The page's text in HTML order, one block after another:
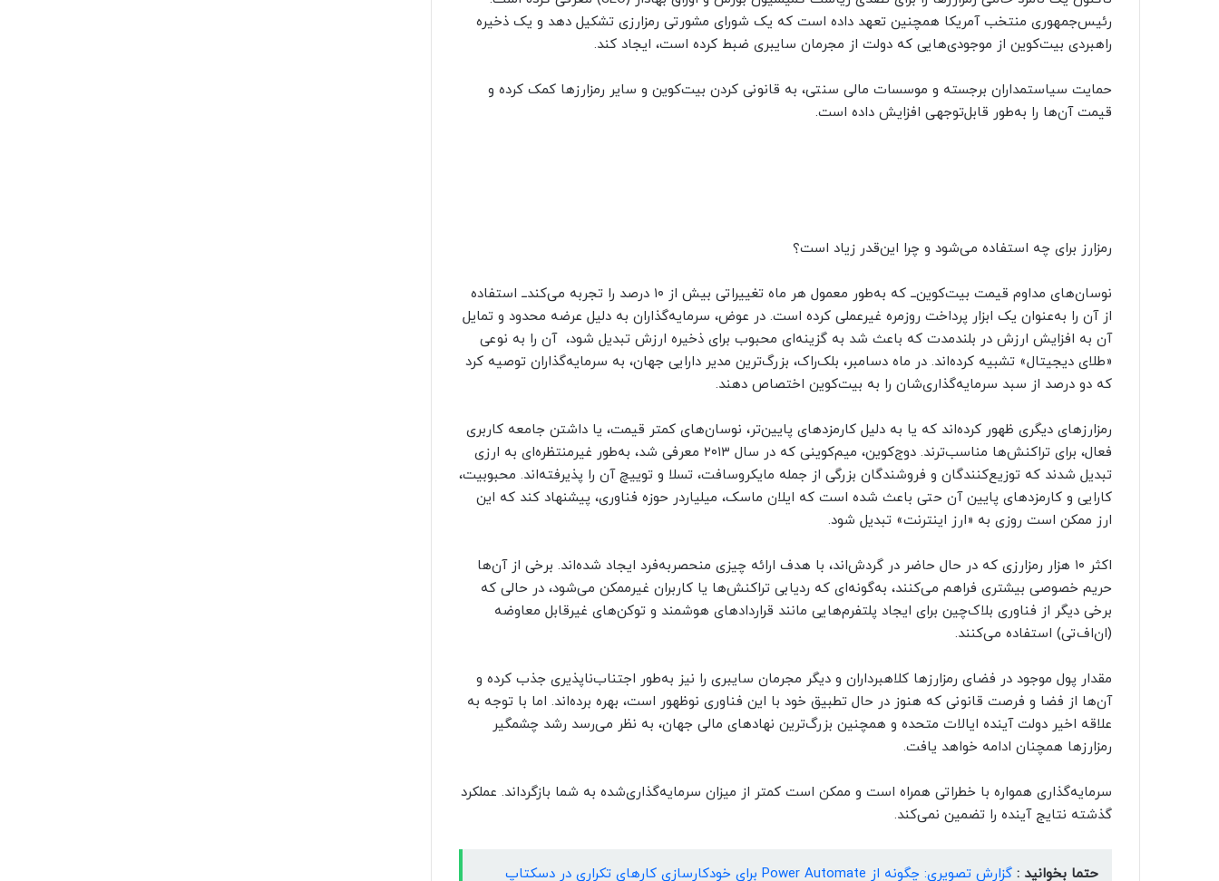
رئیس‌جمهوری منتخب آمریکا همچنین تعهد داده است که یک شورای مشورتی رمزارزی تشکیل دهد و یک ذخیره
راهبردی بیت‌کوین از موجودی‌هایی که دولت از مجرمان سایبری ضبط کرده است، ایجاد کند.
حمایت سیاستمداران برجسته و موسسات مالی سنتی، به قانونی کردن بیت‌کوین و سایر رمزارزها کمک کرده و
قیمت آن‌ها را به‌طور قابل‌توجهی افزایش داده است.
رمزارز برای چه استفاده می‌شود و چرا این‌قدر زیاد است؟
نوسان‌های مداوم قیمت بیت‌کوین‌ــ که به‌طور معمول هر ماه تغییراتی بیش از ۱۰ درصد را تجربه می‌کند‌ــ استفاده
از آن را به‌عنوان یک ابزار پرداخت روزمره غیرعملی کرده است. در عوض، سرمایه‌گذاران به دلیل عرضه محدود و تمایل
آن به افزایش ارزش در بلندمدت که باعث شد به گزینه‌ای محبوب برای ذخیره ارزش تبدیل شود، آن را به نوعی
«طلای دیجیتال» تشبیه کرده‌اند. در ماه دسامبر، بلک‌راک، بزرگ‌ترین مدیر دارایی جهان، به سرمایه‌گذاران توصیه کرد
که دو درصد از سبد سرمایه‌گذاری‌شان را به بیت‌کوین اختصاص دهند.
رمزارزهای دیگری ظهور کرده‌اند که یا به دلیل کارمزدهای پایین‌تر، نوسان‌های کمتر قیمت، یا داشتن جامعه کاربری
فعال، برای تراکنش‌ها مناسب‌ترند. دوج‌کوین، میم‌کوینی که در سال ۲۰۱۳ معرفی شد، به‌طور غیرمنتظره‌ای به ارزی
تبدیل شدند که توزیع‌کنندگان و فروشندگان بزرگی از جمله مایکروسافت، تسلا و توییچ آن را پذیرفته‌اند. محبوبیت،
کارایی و کارمزدهای پایین آن حتی باعث شده است که ایلان ماسک، میلیاردر حوزه فناوری، پیشنهاد کند که این
ارز ممکن است روزی به «ارز اینترنت» تبدیل شود.
اکثر ۱۰ هزار رمزارزی که در حال حاضر در گردش‌اند، با هدف ارائه چیزی منحصربه‌فرد ایجاد شده‌اند. برخی از آن‌ها
حریم خصوصی بیشتری فراهم می‌کنند، به‌گونه‌ای که ردیابی تراکنش‌ها یا کاربران غیرممکن می‌شود، در حالی که
برخی دیگر از فناوری بلاک‌چین برای ایجاد پلتفرم‌هایی مانند قراردادهای هوشمند و توکن‌های غیرقابل معاوضه
(ان‌اف‌تی) استفاده می‌کنند.
مقدار پول موجود در فضای رمزارزها کلاهبرداران و دیگر مجرمان سایبری را نیز به‌طور اجتناب‌ناپذیری جذب کرده و
آن‌ها از فضا و فرصت قانونی که هنوز در حال تطبیق خود با این فناوری نوظهور است، بهره برده‌اند. اما با توجه به
علاقه اخیر دولت آینده ایالات متحده و همچنین بزرگ‌ترین نهادهای مالی جهان، به نظر می‌رسد رشد چشمگیر
رمزارزها همچنان ادامه خواهد یافت.
سرمایه‌گذاری همواره با خطراتی همراه است و ممکن است کمتر از میزان سرمایه‌گذاری‌شده به شما بازگرداند. عملکرد
گذشته نتایج آینده را تضمین نمی‌کند.
حتما بخوانید : گزارش تصویری: چگونه از Power Automate برای خودکارسازی کارهای تکراری در دسکتاپ